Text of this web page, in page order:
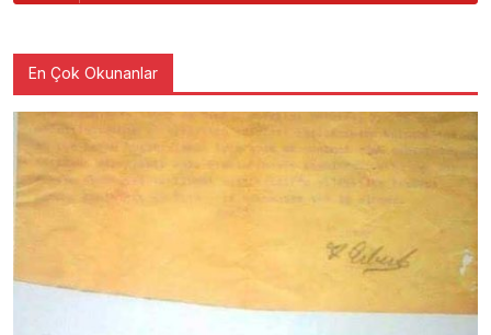
En Çok Okunanlar